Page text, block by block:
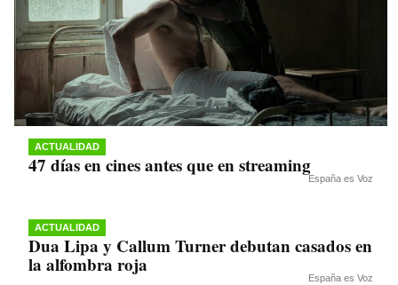
ACTUALIDAD
47 días en cines antes que en streaming
España es Voz
ACTUALIDAD
Dua Lipa y Callum Turner debutan casados en
la alfombra roja
España es Voz